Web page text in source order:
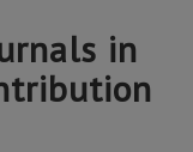
in